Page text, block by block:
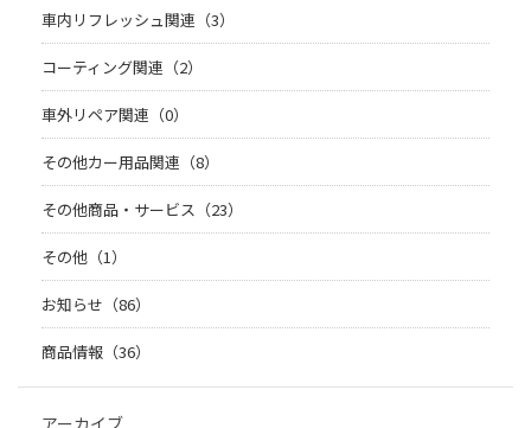
車内リフレッシュ関連（3）
コーティング関連（2）
車外リペア関連（0）
その他カー用品関連（8）
その他商品・サービス（23）
その他（1）
お知らせ（86）
商品情報（36）